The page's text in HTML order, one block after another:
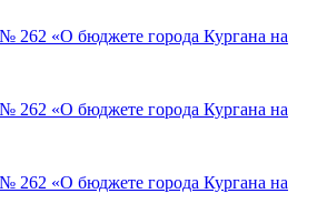
262 «О бюджете города Кургана на
262 «О бюджете города Кургана на
262 «О бюджете города Кургана на